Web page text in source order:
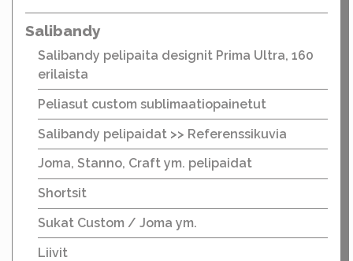
Salibandy
Salibandy pelipaita designit Prima Ultra, 160
erilaista
Peliasut custom sublimaatiopainetut
Salibandy pelipaidat >> Referenssikuvia
Joma, Stanno, Craft ym. pelipaidat
Shortsit
Sukat Custom / Joma ym.
Liivit